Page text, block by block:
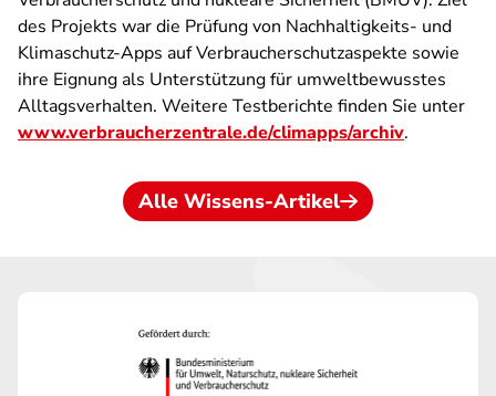
des Projekts war die Prüfung von Nachhaltigkeits- und
Klimaschutz-Apps auf Verbraucherschutzaspekte sowie
ihre Eignung als Unterstützung für umweltbewusstes
Alltagsverhalten. Weitere Testberichte finden Sie unter
www.verbraucherzentrale.de/climapps/archiv.
Alle Wissens-Artikel